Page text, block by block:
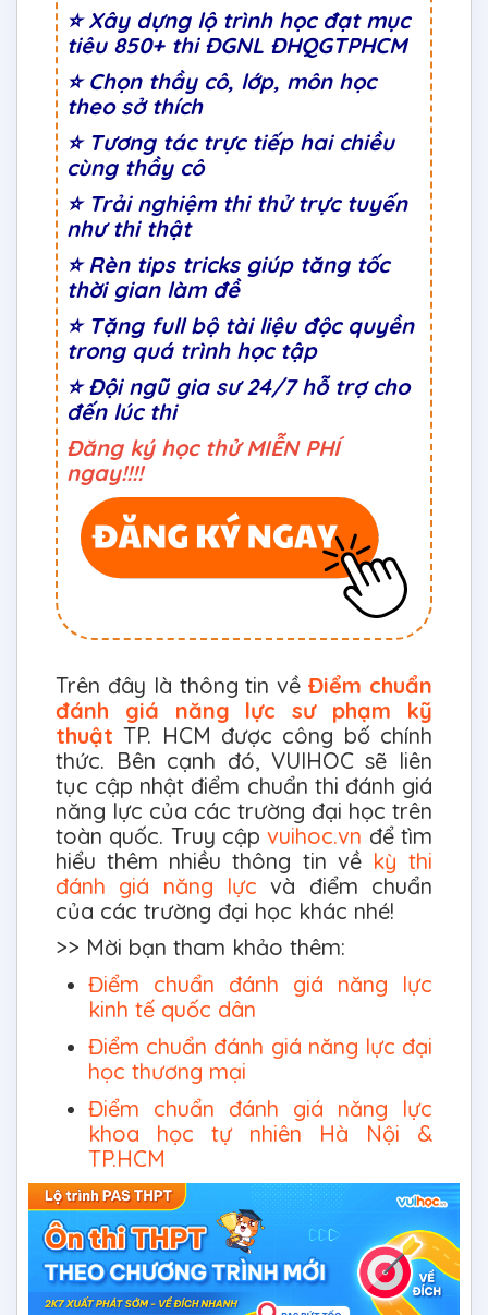
⭐Xây dựng lộ trình học đạt mục
tiêu 850+ thi ĐGNL ĐHQGTPHCM
⭐ Chọn thầy cô, lớp, môn học
theo sở thích
⭐ Tương tác trực tiếp hai chiều
cùng thầy cô
⭐ Trải nghiệm thi thử trực tuyến
như thi thật
⭐Rèn tips tricks giúp tăng tốc
thời gian làm đề
⭐ Tặng full bộ tài liệu độc quyền
trong quá trình học tập
⭐ Đội ngũ gia sư 24/7 hỗ trợ cho
đến lúc thi
Đăng ký học thử MIỄN PHÍ
ngay!!!!
Trên đây là thông tin vềĐiểm chuẩn
đánh giá năng lực sư phạm kỹ
thuật TP. HCM được công bố chính
thức. Bên cạnh đó, VUIHOC sẽ liên
tục cập nhật điểm chuẩn thi đánh giá
năng lực của các trường đại học trên
toàn quốc. Truy cập vuihoc.vn để tìm
hiểu thêm nhiều thông tin về kỳ thi
đánh giá năng lực và điểm chuẩn
của các trường đại học khác nhé!
>> Mời bạn tham khảo thêm:
Điểm chuẩn đánh giá năng lực
kinh tế quốc dân
Điểm chuẩn đánh giá năng lực đại
học thương mại
Điểm chuẩn đánh giá năng lực
khoa học tự nhiên Hà Nội &
TP.HCM